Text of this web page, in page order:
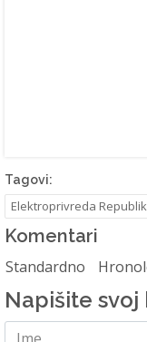
Tagovi:
Elektroprivreda
Komentari
Standardno
Napišite svoj